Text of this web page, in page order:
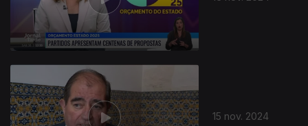
15 nov. 2024